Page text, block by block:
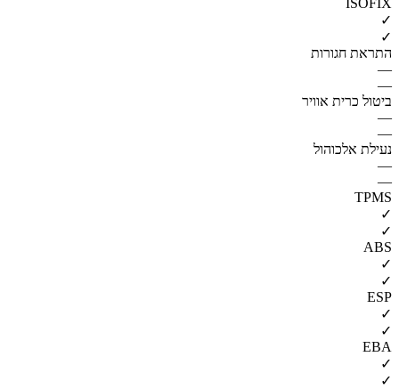
✓
✓
התראת חגורות
—
—
ביטול כרית אוויר
—
—
נעילת אלכוהול
—
—
TPMS
✓
✓
ABS
✓
✓
ESP
✓
✓
EBA
✓
✓